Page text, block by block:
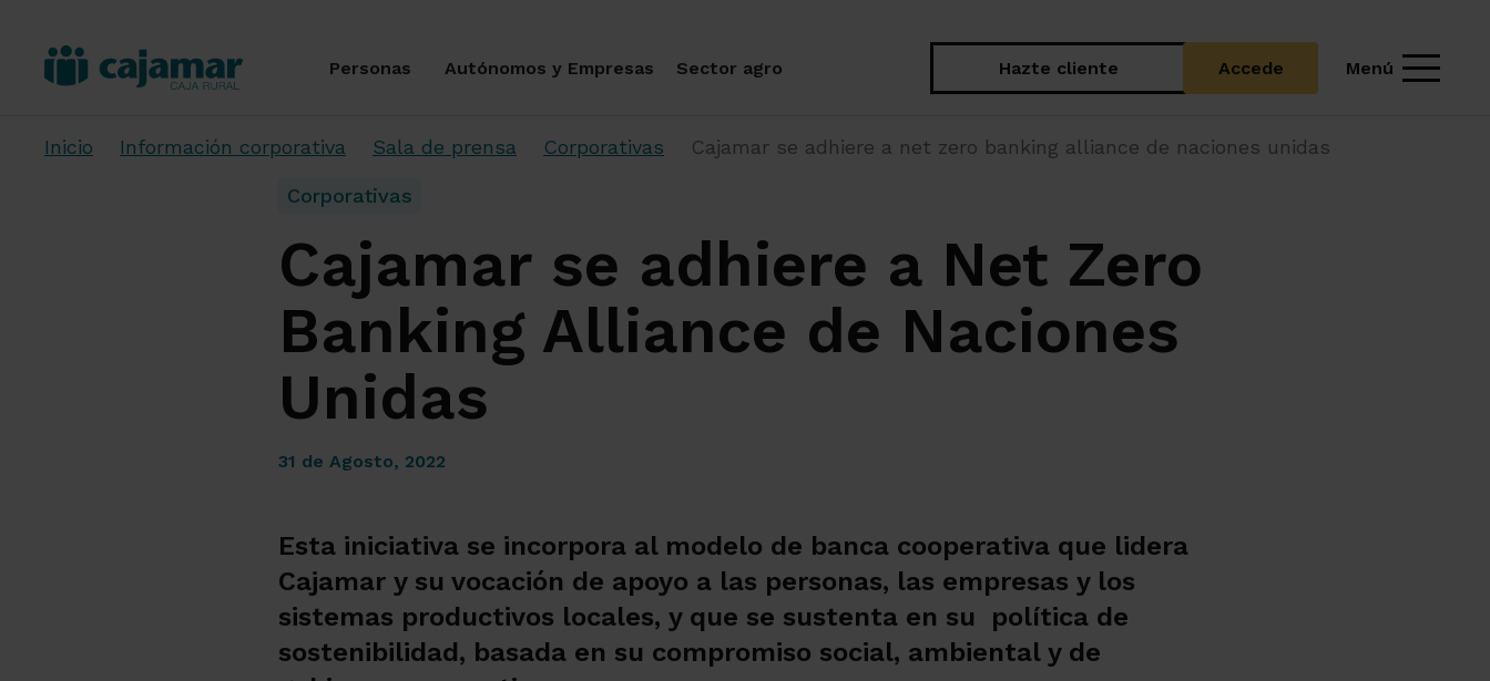
Personas Autónomos y Empresas Sector agro Hazte cliente Accede Menú
Inicio Información corporativa Sala de prensa Corporativas Cajamar se adhiere a net zero banking alliance de naciones unidas
Corporativas
Cajamar se adhiere a Net Zero
Banking Alliance de Naciones
Unidas
31 de Agosto, 2022
Esta iniciativa se incorpora al modelo de banca cooperativa que lidera
Cajamar y su vocación de apoyo a las personas, las empresas y los
sistemas productivos locales, y que se sustenta en su política de
sostenibilidad, basada en su compromiso social, ambiental y de